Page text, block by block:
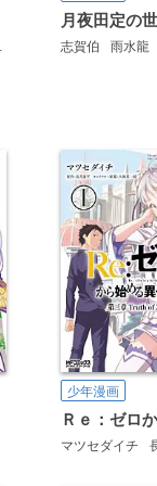
坂崎ふれでぃ ほか トミ
志賀伯 雨水龍
大塚真一郎
少年漫画
マツセダイチ